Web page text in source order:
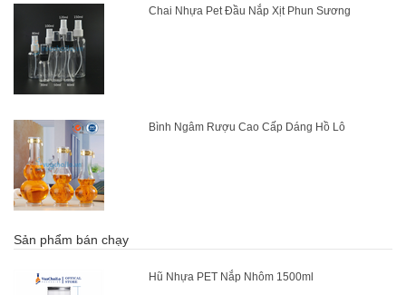
Chai Nhựa Pet Đầu Nắp Xịt Phun Sương
Bình Ngâm Rượu Cao Cấp Dáng Hồ Lô
Sản phẩm bán chạy
Hũ Nhựa PET Nắp Nhôm 1500ml